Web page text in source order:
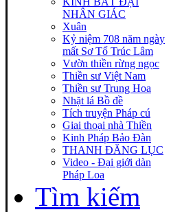
NHÂN GIÁC
Xuân
Kỷ niệm 708 năm ngày
mất Sơ Tổ Trúc Lâm
Vườn thiền rừng ngọc
Thiền sư Việt Nam
Thiền sư Trung Hoa
Nhặt lá Bồ đề
Tích truyện Pháp cú
Giai thoại nhà Thiền
Kinh Pháp Bảo Đàn
THANH ĐĂNG LỤC
Video - Đại giới dàn
Pháp Loa
Tìm kiếm